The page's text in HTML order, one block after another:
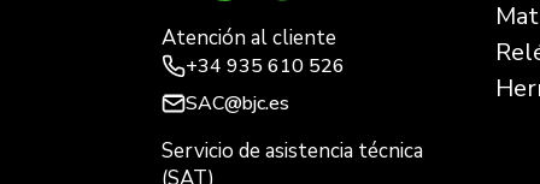
Atención al cliente
+34935 610 526
SAC@bjc.es
Servicio de asistencia técnica
(SAT)